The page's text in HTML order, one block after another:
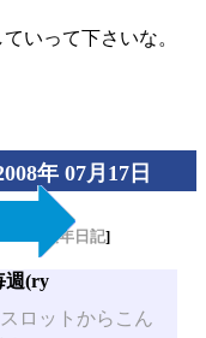
いって下さいな。
年 07月17日
Thu）
長年日記]
週(ry
ロットからこん